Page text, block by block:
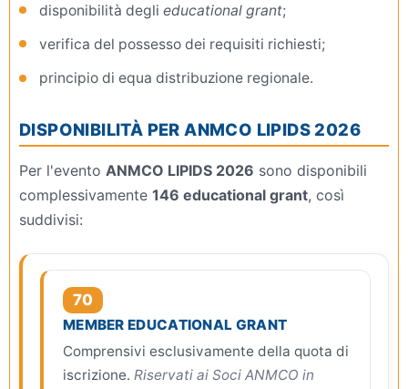
disponibilità deglieducational grant;
verifica del possesso dei requisiti richiesti;
principio di equa distribuzione regionale.
DISPONIBILITÀ PER ANMCO LIPIDS 2026
Per l'evento ANMCO LIPIDS 2026 sono disponibili
complessivamente 146 educational grant, così
suddivisi:
70
MEMBER EDUCATIONAL GRANT
Comprensivi esclusivamente della quota di
iscrizione. Riservati ai Soci ANMCO in